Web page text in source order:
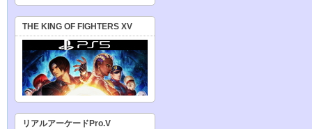
THE KING OF FIGHTERS XV
リアルアーケードPro.V